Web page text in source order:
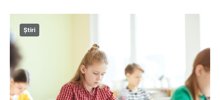
Știri